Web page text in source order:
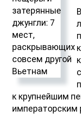
к крупнейшим
императорским